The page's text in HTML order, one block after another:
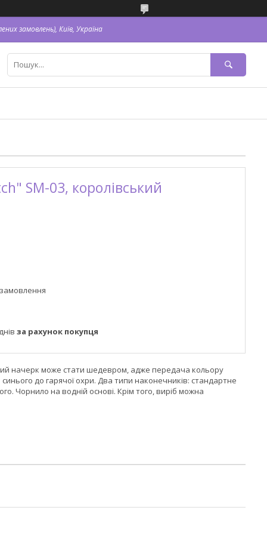
замовлень), Київ, Україна
SM-03, королівський
за рахунок покупця
начерк може стати шедевром, адже передача кольору
до гарячої охри. Два типи наконечників: стандартне
Чорнило на водній основі. Крім того, виріб можна